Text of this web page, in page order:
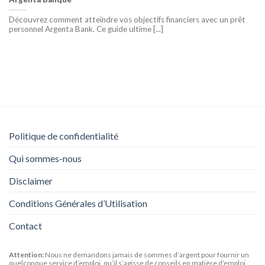
Découvrez comment atteindre vos objectifs financiers avec un prêt
personnel Argenta Bank. Ce guide ultime [...]
Politique de confidentialité
Qui sommes-nous
Disclaimer
Conditions Générales d’Utilisation
Contact
Attention: Nous ne demandons jamais de sommes d’argent pour fournir un
quelconque service d’emploi, qu’il s’agisse de conseils en matière d’emploi,